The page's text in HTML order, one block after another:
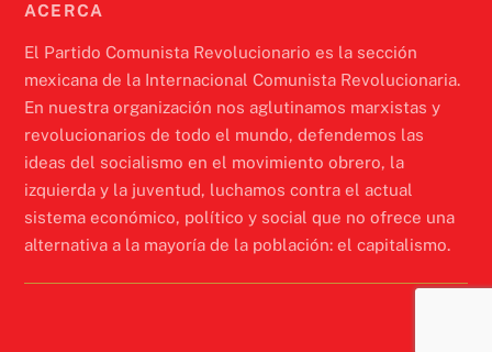
ACERCA
El Partido Comunista Revolucionario es la sección
mexicana de la Internacional Comunista Revolucionaria.
En nuestra organización nos aglutinamos marxistas y
revolucionarios de todo el mundo, defendemos las
ideas del socialismo en el movimiento obrero, la
izquierda y la juventud, luchamos contra el actual
sistema económico, político y social que no ofrece una
alternativa a la mayoría de la población: el capitalismo.